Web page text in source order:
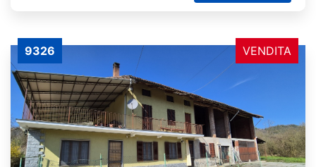
VENDITA
9326